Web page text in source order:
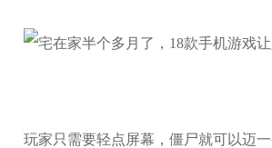
玩家只需要轻点屏幕，僵尸就可以迈